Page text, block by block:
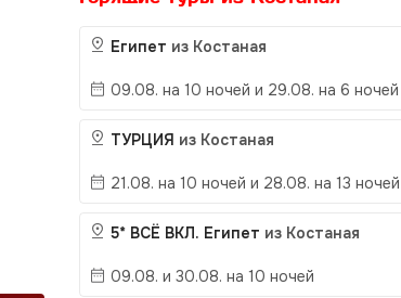
Египет из Костаная
09.08. на 10 ночей и 29.08. на 6 ночей
ТУРЦИЯ из Костаная
21.08. на 10 ночей и 28.08. на 13 ночей
5* ВСЁ ВКЛ. Египет из Костаная
09.08. и 30.08. на 10 ночей